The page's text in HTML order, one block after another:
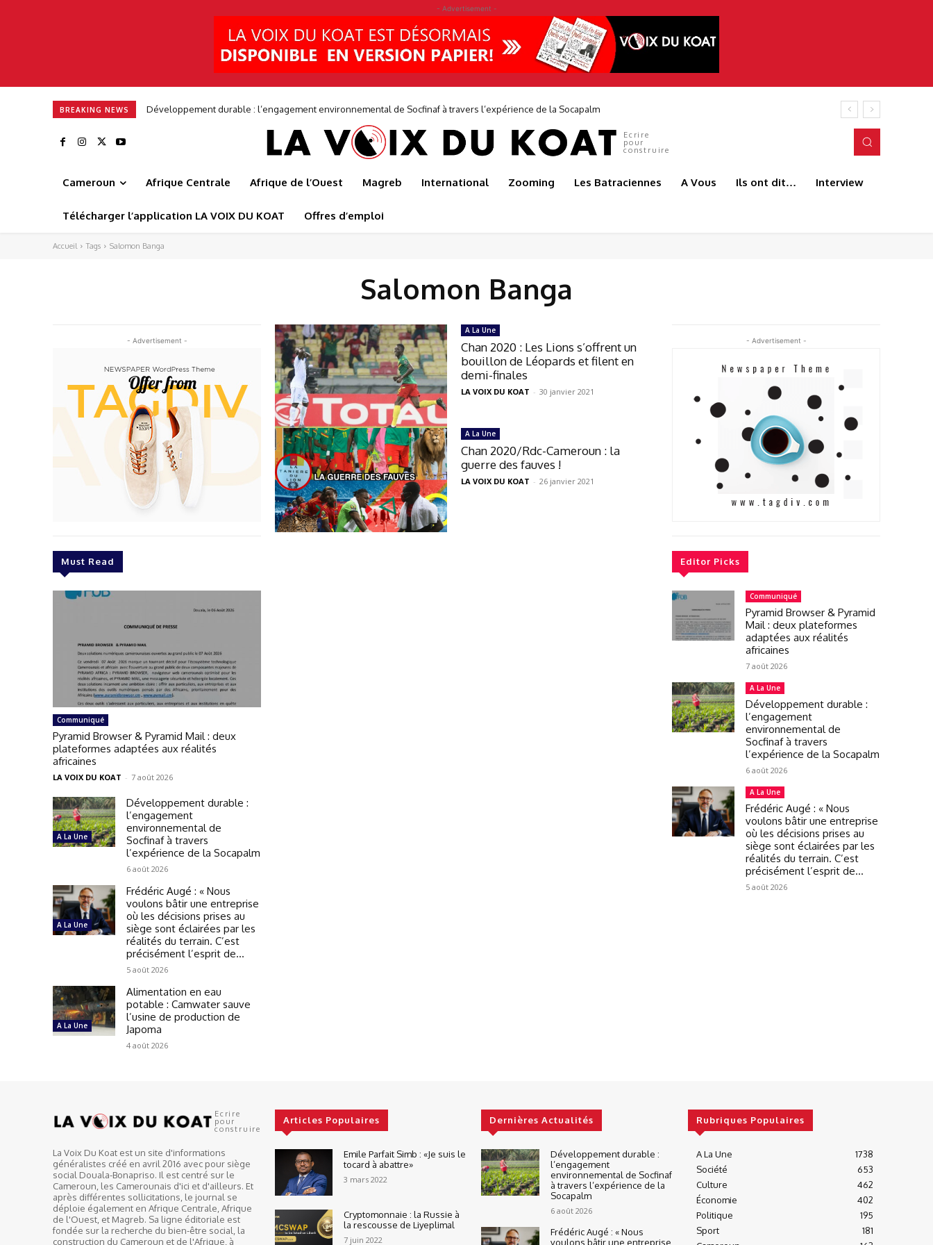
- Advertisement -
BREAKING NEWS Développement durable : l’engagement environnemental de Socfinaf à travers l’expérience de la Socapalm
Ecrire
pour
construire
Cameroun Afrique Centrale Afrique de l’Ouest Magreb International Zooming Les Batraciennes A Vous Ils ont dit… Interview
Télécharger l’application LA VOIX DU KOAT Offres d’emploi
Accueil Tags Salomon Banga
Salomon Banga
- Advertisement -
Must Read
Communiqué
Pyramid Browser & Pyramid Mail : deux
plateformes adaptées aux réalités
africaines
LA VOIX DU KOAT - 7 août 2026
A La Une
Développement durable :
l’engagement
environnemental de
Socfinaf à travers
l’expérience de la Socapalm
6 août 2026
A La Une
Frédéric Augé : « Nous
voulons bâtir une entreprise
où les décisions prises au
siège sont éclairées par les
réalités du terrain. C’est
précisément l’esprit de...
5 août 2026
A La Une
Alimentation en eau
potable : Camwater sauve
l’usine de production de
Japoma
4 août 2026
A La Une
Chan 2020 : Les Lions s’offrent un
bouillon de Léopards et filent en
demi-finales
LA VOIX DU KOAT - 30 janvier 2021
A La Une
Chan 2020/Rdc-Cameroun : la
guerre des fauves !
LA VOIX DU KOAT - 26 janvier 2021
- Advertisement -
Editor Picks
Communiqué
Pyramid Browser & Pyramid
Mail : deux plateformes
adaptées aux réalités
africaines
7 août 2026
A La Une
Développement durable :
l’engagement
environnemental de
Socfinaf à travers
l’expérience de la Socapalm
6 août 2026
A La Une
Frédéric Augé : « Nous
voulons bâtir une entreprise
où les décisions prises au
siège sont éclairées par les
réalités du terrain. C’est
précisément l’esprit de...
5 août 2026
Ecrire
pour
construire
La Voix Du Koat est un site d'informations
généralistes créé en avril 2016 avec pour siège
social Douala-Bonapriso. Il est centré sur le
Cameroun, les Camerounais d'ici et d'ailleurs. Et
après différentes sollicitations, le journal se
déploie également en Afrique Centrale, Afrique
de l'Ouest, et Magreb. Sa ligne éditoriale est
fondée sur la recherche du bien-être social, la
construction du Cameroun et de l'Afrique, à
Articles Populaires
Emile Parfait Simb : «Je suis le
tocard à abattre»
3 mars 2022
Cryptomonnaie : la Russie à
la rescousse de Liyeplimal
7 juin 2022
Dernières Actualités
Développement durable :
l’engagement
environnemental de Socfinaf
à travers l’expérience de la
Socapalm
6 août 2026
Frédéric Augé : « Nous
voulons bâtir une entreprise
Rubriques Populaires
A La Une
1738
Société
653
Culture
462
Économie
402
Politique
195
Sport
181